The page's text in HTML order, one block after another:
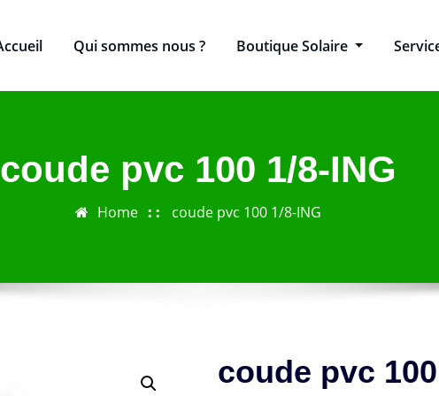
Qui sommes nous ? Boutique Solaire
coude pvc 100 1/8-ING
Home coude pvc 100 1/8-ING
coude pvc